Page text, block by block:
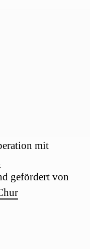
mit
gefördert von